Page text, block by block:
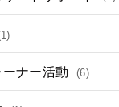
ナー活動 (6)